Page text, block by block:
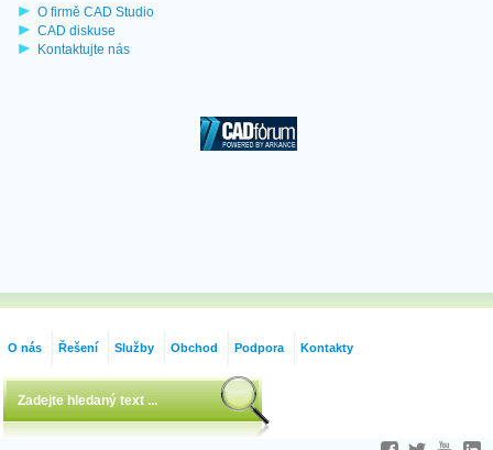
O firmě CAD Studio
CAD diskuse
Kontaktujte nás
O nás Řešení Služby Obchod Podpora Kontakty